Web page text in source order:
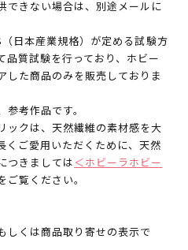
できない場合は、別途メールに
日本産業規格）が定める試験方
質試験を行っており、ホビー
した商品のみを販売しておりま
考作品です。
ックは、天然繊維の素材感を大
くご愛用いただくために、天然
つきましては＜ホビーラホビー
ご覧ください。
くは商品取り寄せの表示で